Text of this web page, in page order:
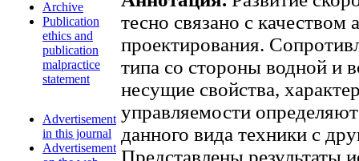
Archive
Publication
ethics and
publication
malpractice
statement
Advertisement
in this journal
Advertisement
тесно связано с качеством
проектирования.
типа со стороны водной и
несущие свойства,
управляемости
данного вида техники с
Представлены результаты